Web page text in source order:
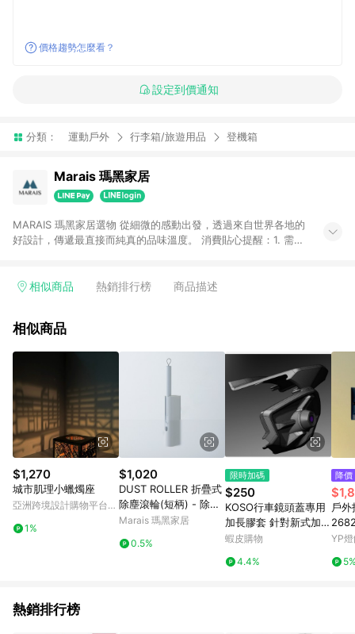
價格趨勢怎麼看？
設定到價通知
分類： 運動戶外 行李箱/旅遊用品 登機箱
Marais 瑪黑家居
MARAIS 瑪黑家居選物 從細微的感動出發，透過來自世界各地的
好設計，傳遞最直接而純真的品味溫度。 消費貼心提醒：1. 需透
APP下單，將不符合贈點資格。 3. 點數將於出貨後60天前後發
相似商品 熱銷排行榜 商品描述
相似商品
$1,270
城市肌理小蠟燭座
亞洲跨境設計購物平台
1%
$1,020
DUST ROLLER 折疊式
除塵滾輪(短柄) - 除塵
滾輪1入(短)＋補充紙10
Marais 瑪黑家居
0.5%
限時加碼
$250
KOSO行車鏡頭蓋專用
加長膠套 針對新式加長
加大行車鏡頭適用
蝦皮購物
4.4%
降價
戶
YP
熱銷排行榜